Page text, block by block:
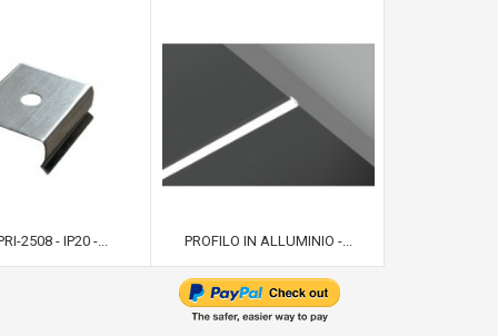
2508 - IP20 -... PROFILO IN ALLUMINIO -...